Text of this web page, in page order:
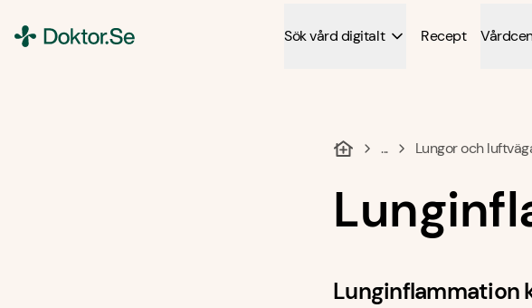
Sök vård digitalt Recept
... Lungor och
Lunginflammation